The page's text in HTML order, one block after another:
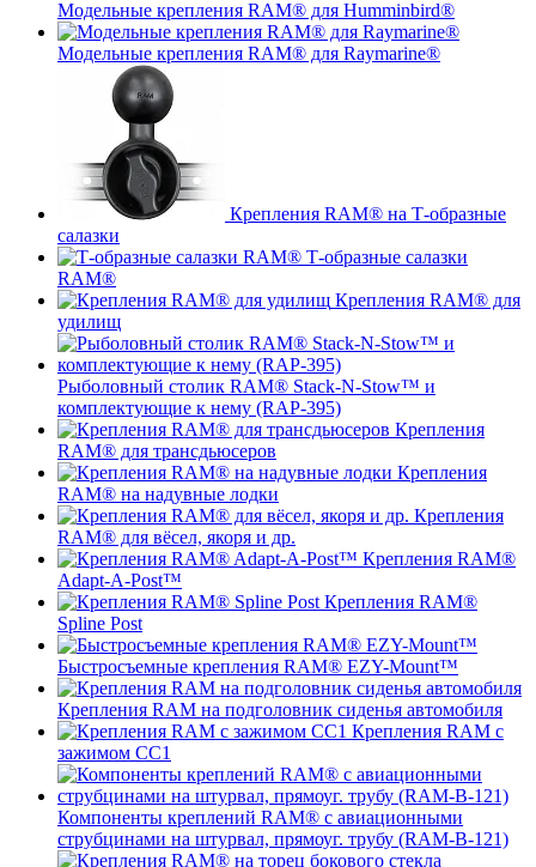
Модельные крепления RAM® для Humminbird®
Модельные крепления RAM® для Raymarine®
Крепления RAM® на Т-образные
салазки
Т-образные салазки
RAM®
Крепления RAM® для
удилищ
Рыболовный столик RAM® Stack-N-Stow™ и
комплектующие к нему (RAP-395)
Крепления
RAM® для трансдьюсеров
Крепления
RAM® на надувные лодки
Крепления
RAM® для вёсел, якоря и др.
Крепления RAM®
Adapt-A-Post™
Крепления RAM®
Spline Post
Быстросъемные крепления RAM® EZY-Mount™
Крепления RAM на подголовник сиденья автомобиля
Крепления RAM с
зажимом СС1
Компоненты креплений RAM® с авиационными
струбцинами на штурвал, прямоуг. трубу (RAM-B-121)